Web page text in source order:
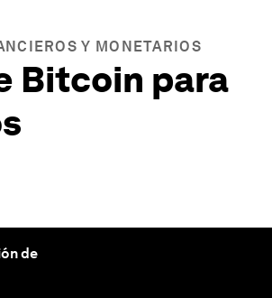
Y MONETARIOS
Bitcoin para
de